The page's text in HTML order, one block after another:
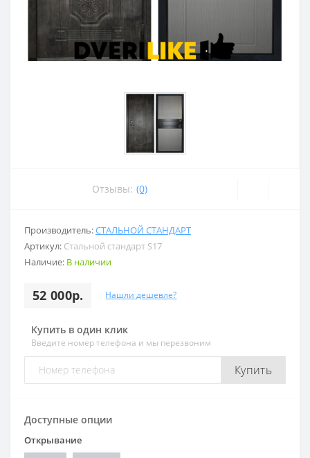
Отзывы: (0)
Производитель:СТАЛЬНОЙ СТАНДАРТ
Артикул: Стальной стандарт S17
Наличие: В наличии
52 000р. Нашли дешевле?
Купить в один клик
Введите номер телефона и мы перезвоним
Купить
Доступные опции
Открывание